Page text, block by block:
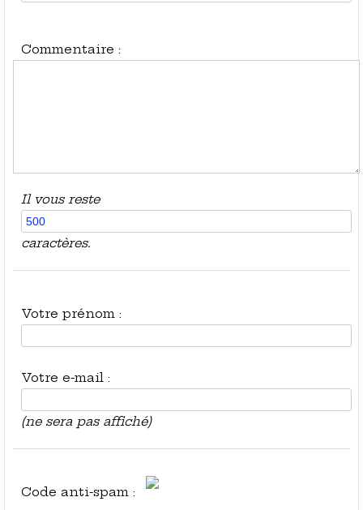
Commentaire :
Il vous reste
caractères.
Votre prénom :
Votre e-mail :
(ne sera pas affiché)
Code anti-spam :